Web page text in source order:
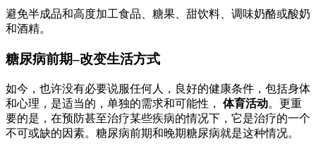
避免半成品和高度加工食品、糖果、甜饮料、调味奶酪或酸奶
和酒精。
糖尿病前期–改变生活方式
如今，也许没有必要说服任何人，良好的健康条件，包括身体
和心理，是适当的，单独的需求和可能性，
体育活动。更重
要的是，在预防甚至治疗某些疾病的情况下，它是治疗的一个
不可或缺的因素。糖尿病前期和晚期糖尿病就是这种情况。